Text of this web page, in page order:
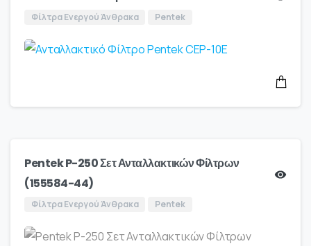
Φίλτρα Ενεργού Άνθρακα Pentek
Pentek P-250 Σετ Ανταλλακτικών Φίλτρων
(155584-44)
Φίλτρα Ενεργού Άνθρακα Pentek